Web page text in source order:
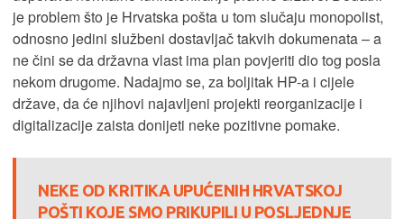
je problem što je Hrvatska pošta u tom slučaju monopolist,
odnosno jedini službeni dostavljač takvih dokumenata – a
ne čini se da državna vlast ima plan povjeriti dio tog posla
nekom drugome. Nadajmo se, za boljitak HP-a i cijele
države, da će njihovi najavljeni projekti reorganizacije i
digitalizacije zaista donijeti neke pozitivne pomake.
NEKE OD KRITIKA UPUĆENIH HRVATSKOJ
POŠTI KOJE SMO PRIKUPILI U POSLJEDNJE